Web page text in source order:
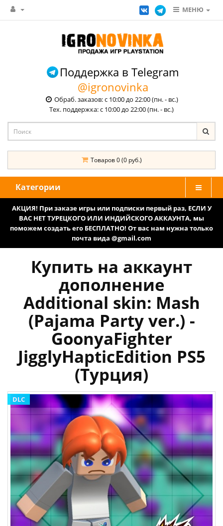
МЕНЮ
Поддержка в Telegram
@igronovinka
Обраб. заказов: с 10:00 до 22:00 (пн. - вс.)
Тех. поддержка: с 10:00 до 22:00 (пн. - вс.)
Товаров 0 (0 руб.)
Категории
АКЦИЯ! При заказе игры или подписки первый раз, ЕСЛИ У
ВАС НЕТ ТУРЕЦКОГО ИЛИ ИНДИЙСКОГО АККАУНТА, мы
поможем создать его БЕСПЛАТНО! От вас нам нужна только
почта вида @gmail.com
Купить на аккаунт
дополнение
Additional skin: Mash
(Pajama Party ver.) -
GoonyaFighter
JigglyHapticEdition PS5
(Турция)
DLC